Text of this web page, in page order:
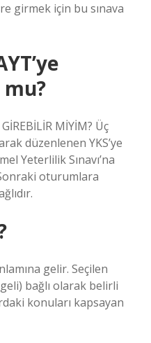
girmek için bu sınava
MİYİM? Üç
düzenlenen YKS’ye
Yeterlilik Sınavı’na
oturumlara
gelir. Seçilen
bağlı olarak belirli
konuları kapsayan